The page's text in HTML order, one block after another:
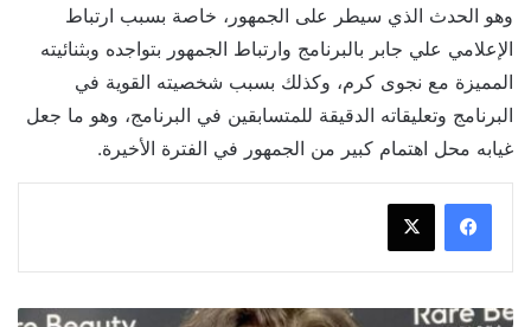
وهو الحدث الذي سيطر على الجمهور، خاصة بسبب ارتباط
الإعلامي علي جابر بالبرنامج وارتباط الجمهور بتواجده وبثنائيته
المميزة مع نجوى كرم، وكذلك بسبب شخصيته القوية في
البرنامج وتعليقاته الدقيقة للمتسابقين في البرنامج، وهو ما جعل
غيابه محل اهتمام كبير من الجمهور في الفترة الأخيرة.
سيلينا